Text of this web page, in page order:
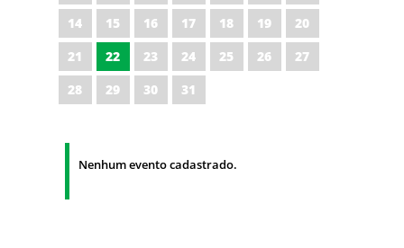
14
15 16 17 18 19
20
21
22 23 24 25 26
27
28
29 30 31
Nenhum evento cadastrado.